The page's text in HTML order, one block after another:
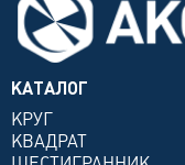
КАТАЛОГ
КРУГ
КВАДРАТ